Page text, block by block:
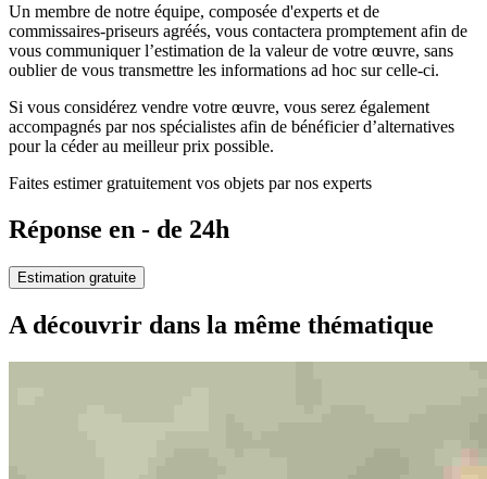
Un membre de notre équipe, composée d'experts et de
commissaires-priseurs agréés, vous contactera promptement afin de
vous communiquer l’estimation de la valeur de votre œuvre, sans
oublier de vous transmettre les informations ad hoc sur celle-ci.
Si vous considérez vendre votre œuvre, vous serez également
accompagnés par nos spécialistes afin de bénéficier d’alternatives
pour la céder au meilleur prix possible.
Faites estimer gratuitement vos objets par nos experts
Réponse en - de 24h
Estimation gratuite
A découvrir dans la même thématique